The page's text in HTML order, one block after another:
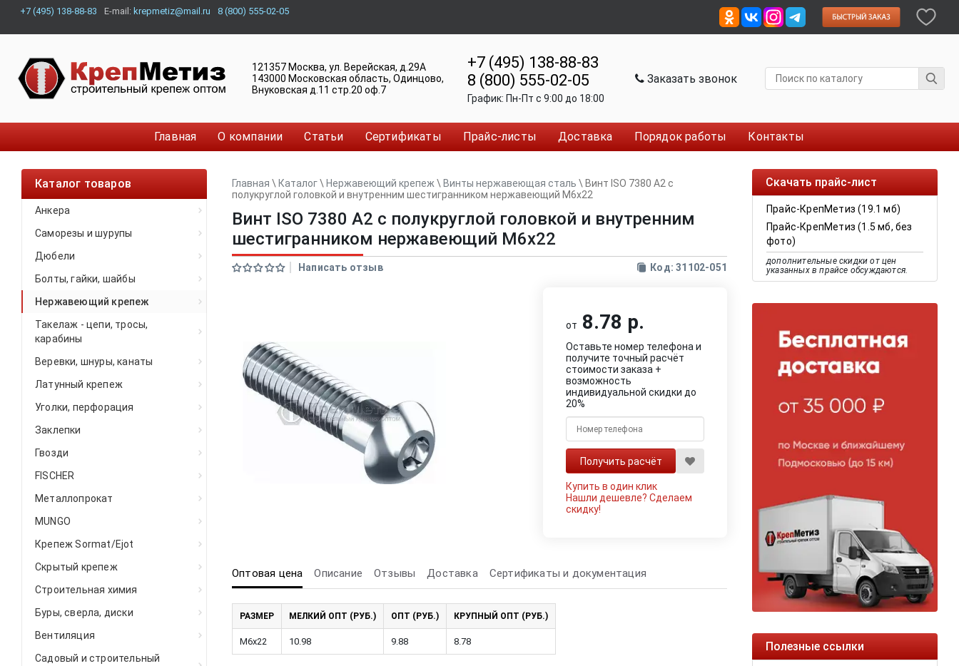
+7 (495) 138-88-83 E-mail: krepmetiz@mail.ru 8 (800) 555-02-05
121357 Москва, ул. Верейская, д.29А
143000 Московская область, Одинцово,
Внуковская д.11 стр.20 оф.7
+7 (495) 138-88-83
8 (800) 555-02-05
График: Пн-Пт c 9:00 до 18:00
Заказать звонок
Главная О компании Статьи Сертификаты Прайс-листы Доставка Порядок работы Контакты
Каталог товаров
Анкера
Саморезы и шурупы
Дюбели
Болты, гайки, шайбы
Нержавеющий крепеж
Такелаж - цепи, тросы,
карабины
Веревки, шнуры, канаты
Латунный крепеж
Уголки, перфорация
Заклепки
Гвозди
FISCHER
Металлопрокат
MUNGO
Крепеж Sormat/Ejot
Скрытый крепеж
Строительная химия
Буры, сверла, диски
Вентиляция
Садовый и строительный
Скачать прайс-лист
Прайс-КрепМетиз (19.1 мб)
Прайс-КрепМетиз (1.5 мб, без
фото)
дополнительные скидки от цен
указанных в прайсе обсуждаются.
Полезные ссылки
Главная \ Каталог\ Нержавеющий крепеж \ Винты нержавеющая сталь \ Винт ISO 7380 A2 с
полукруглой головкой и внутренним шестигранником нержавеющий M6x22
Винт ISO 7380 A2 с полукруглой головкой и внутренним
шестигранником нержавеющий M6x22
Написать отзыв Код: 31102-051
от 8.78 р.
Оставьте номер телефона и
получите точный расчёт
стоимости заказа +
возможность
индивидуальной скидки до
20%
Купить в один клик
Нашли дешевле?Сделаем
скидку!
Оптовая цена Описание Отзывы Доставка Сертификаты и документация
РАЗМЕР МЕЛКИЙ ОПТ (РУБ.) ОПТ (РУБ.) КРУПНЫЙ ОПТ (РУБ.)
M6x22 10.98 9.88 8.78